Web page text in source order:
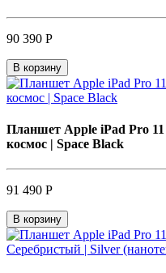
90 390 Р
В корзину
Планшет Apple iPad Pro
космос | Space Black
91 490 Р
В корзину